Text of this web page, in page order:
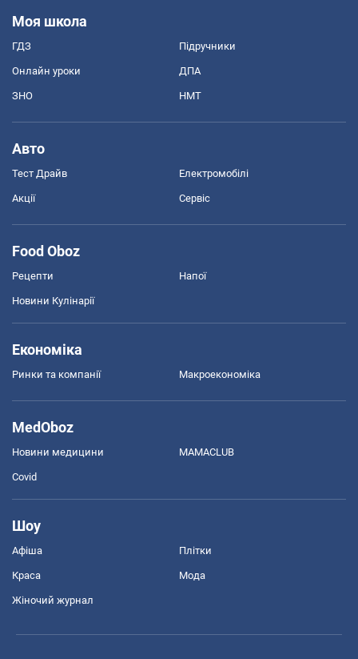
Моя школа
ГДЗ Підручники
Онлайн уроки ДПА
ЗНО НМТ
Авто
Тест Драйв Електромобілі
Акції Сервіс
Food Oboz
Рецепти Напої
Новини Кулінарії
Економіка
Ринки та компанії Макроекономіка
MedOboz
Новини медицини MAMACLUB
Covid
Шоу
Афіша Плітки
Краса Мода
Жіночий журнал